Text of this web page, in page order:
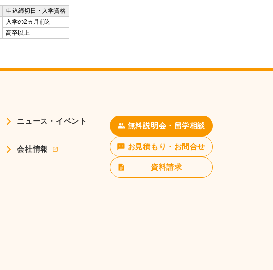
申込締切日・入学資格
入学の2ヵ月前迄
高卒以上
ニュース・イベント
会社情報
無料説明会・留学相談
お見積もり・お問合せ
資料請求